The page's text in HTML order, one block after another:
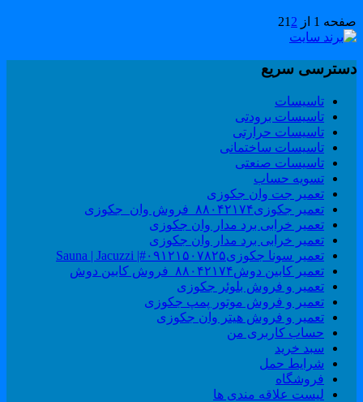
1 از 2 2
سریع
تاسیسات
تاسیسات برودتی
تاسیسات حرارتی
تاسیسات ساختمانی
تاسیسات صنعتی
تسویه حساب
تعمیر جت وان جکوزی
تعمیر جکوزی۸۸۰۴۲۱۷۴_فروش وان_جکوزی
تعمیر خرابی برد مدار وان جکوزی
تعمیر خرابی برد مدار وان جکوزی
تعمیر سونا جکوزی۰۹۱۲۱۵۰۷۸۲۵#| Sauna | Jacuzzi
تعمیر کابین دوش۸۸۰۴۲۱۷۴_فروش کابین دوش
تعمیر و فروش بلوئر جکوزی
تعمیر و فروش موتور پمپ جکوزی
تعمیر و فروش هیتر وان جکوزی
حساب کاربری من
سبد خرید
شرایط حمل
فروشگاه
لیست علاقه مندی ها